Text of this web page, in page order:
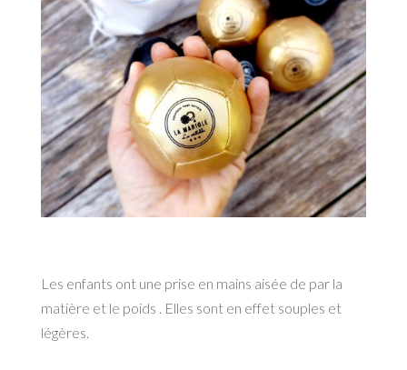
Les enfants ont une prise en mains aisée de par la
matière et le poids . Elles sont en effet souples et
légères.